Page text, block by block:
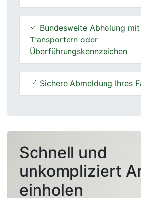
Bundesweite Abholung
Transportern oder
Überführungskennzeichen
Sichere Abmeldung Ihres
Schnell und
unkompliziert
einholen